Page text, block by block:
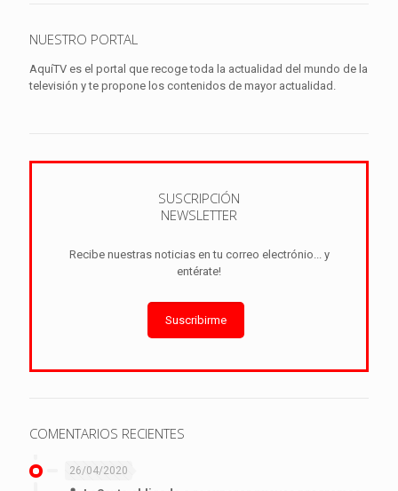
NUESTRO PORTAL
AquíTV es el portal que recoge toda la actualidad del mundo de la
televisión y te propone los contenidos de mayor actualidad.
SUSCRIPCIÓN
NEWSLETTER
Recibe nuestras noticias en tu correo electrónio... y
entérate!
Suscribirme
COMENTARIOS RECIENTES
26/04/2020